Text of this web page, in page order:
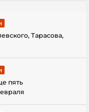
Тарасова,
пять